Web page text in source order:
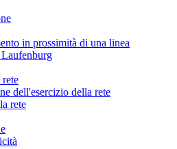
in prossimità di una linea
dell'esercizio della rete
rete